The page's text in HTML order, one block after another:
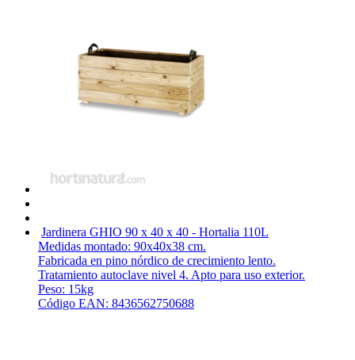
Jardinera GHIO 90 x 40 x 40 - Hortalia 110L
Medidas montado: 90x40x38 cm.
Fabricada en pino nórdico de crecimiento lento.
Tratamiento autoclave nivel 4. Apto para uso exterior.
Peso: 15kg
Código EAN: 8436562750688